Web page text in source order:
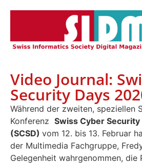
Video Journal:
Security Days
Während der zweiten, speziellen
Konferenz Swiss Cyber
(SCSD) vom 12. bis 13. Februar
der Multimedia Fachgruppe,
Gelegenheit wahrgenommen, die